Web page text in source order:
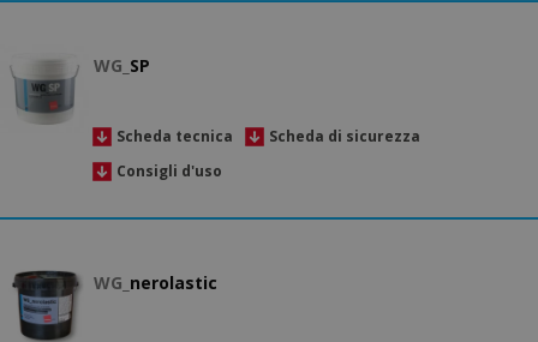
WG_ SP
Scheda tecnica
Scheda di sicurezza
Consigli d'uso
WG_ nerolastic